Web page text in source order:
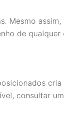
Mesmo
de qualquer
cria
consultar